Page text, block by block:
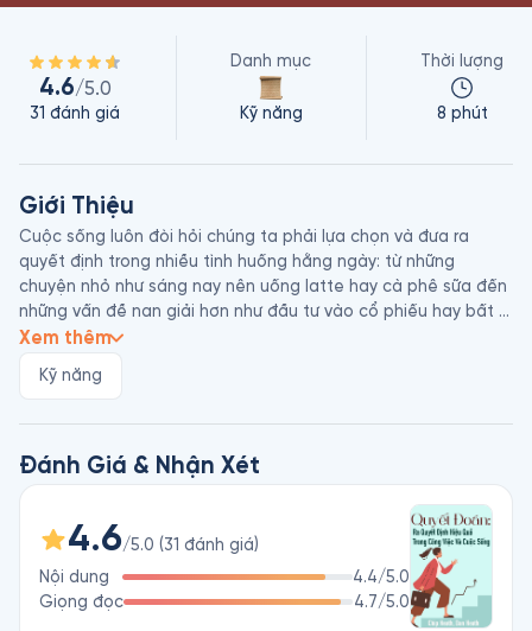
4.6/5.0
31 đánh giá
Danh mục
Kỹ năng
Thời lượng
8 phút
Giới Thiệu
Cuộc sống luôn đòi hỏi chúng ta phải lựa chọn và đưa ra
quyết định trong nhiều tình huống hằng ngày: từ những
chuyện nhỏ như sáng nay nên uống latte hay cà phê sữa đến
những vấn đề nan giải hơn như đầu tư vào cổ phiếu hay bất
động sản. Và tất nhiên là cả những sự kiện trọng đại hơn như
chủ quan: bởi cảm xúc cá nhân, bởi những lựa chọn trong quá
khứ, hoặc bởi thiên kiến tự tin thái quá về bản thân. Chúng
dẫn đến quyết định thiếu sáng suốt và khiến chúng ta hối
tiếc.
Cuốn sách Quyết Đoán sẽ là nguồn tham khảo hữu ích để
giúp bạn đưa ra những quyết định đúng đắn hơn trong đời.
Xem thêm
Kỹ năng
Đánh Giá & Nhận Xét
4.6/5.0 (31 đánh giá)
Nội dung
4.4/5.0
Giọng đọc
4.7/5.0